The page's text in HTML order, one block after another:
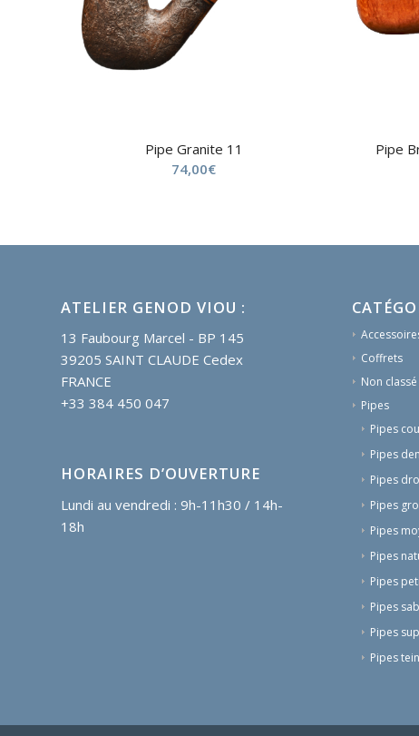
Pipe Granite 11
74,00€
Pipe
ATELIER GENOD VIOU :
13 Faubourg Marcel - BP 145
39205 SAINT CLAUDE Cedex
FRANCE
+33 384 450 047
HORAIRES D’OUVERTURE
Lundi au vendredi : 9h-11h30 / 14h-
18h
Coffrets
Non classé
Pipes
Pipes
Pipes
Pipes
Pipes
Pipes
Pipes
Pipes
Pipes
Pipes
Pipes